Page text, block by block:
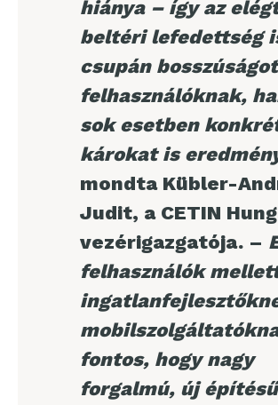
hiánya – így az
beltéri lefedettség
csupán
felhasználóknak,
sok esetben
károkat is
mondta Kübler-
Judit, a CETIN
vezérigazgatója. –
felhasználók
fontos, hogy nagy
forgalmú, új építésű